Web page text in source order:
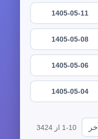
1405-05-11
1405-05-08
1405-05-06
1405-05-04
آخر 1-10 از 3424